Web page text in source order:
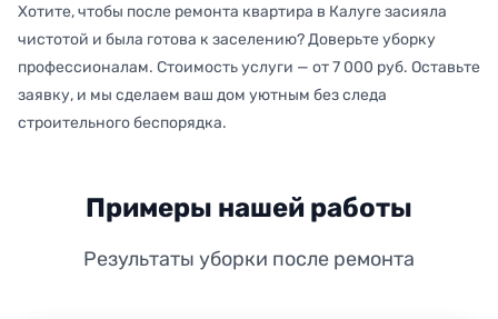
Хотите, чтобы после ремонта квартира в Калуге засияла
чистотой и была готова к заселению? Доверьте уборку
профессионалам. Стоимость услуги — от 7 000 руб. Оставьте
заявку, и мы сделаем ваш дом уютным без следа
строительного беспорядка.
Примеры нашей работы
Результаты уборки после ремонта